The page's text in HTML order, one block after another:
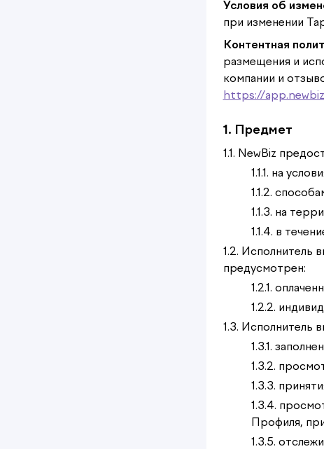
Условия об
при изменении
Контентная
размещения и
компании и
https://
1. Предмет
1.1. NewBiz
1.1.1. на
1.1.2.
1.1.3. на
1.1.4. в
1.2. Исполнитель
предусмотрен:
1.2.1.
1.2.2.
1.3. Исполнитель
1.3.1.
1.3.2.
1.3.3.
1.3.4.
Профиля,
1.3.5.